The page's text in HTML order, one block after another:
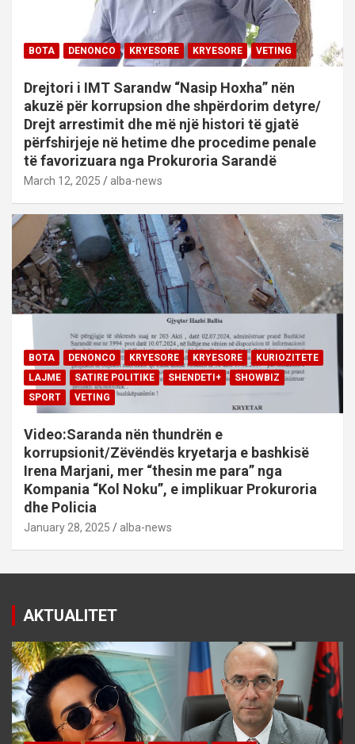
BOTA DENONCO KRYESORE KRYESORE VETING
Drejtori i IMT Sarandw “Nasip Hoxha” nën
akuzë për korrupsion dhe shpërdorim detyre/
Drejt arrestimit dhe më një histori të gjatë
përfshirjeje në hetime dhe procedime penale
të favorizuara nga Prokuroria Sarandë
March 12, 2025 alba-news
BOTA DENONCO KRYESORE KRYESORE
KURIOZITETE
LAJME
SATIRE POLITIKE SHENDETI+
SHOWBIZ
SPORT
VETING
Video:Saranda nën thundrën e
korrupsionit/Zëvëndës kryetarja e bashkisë
Irena Marjani, mer “thesin me para” nga
Kompania “Kol Noku”, e implikuar Prokuroria
dhe Policia
January 28, 2025 alba-news
AKTUALITET